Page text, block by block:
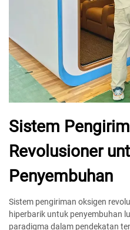
Sistem
Revolusioner
Penyembuhan
Sistem pengiriman oksigen
hiperbarik untuk penyembuhan
paradigma dalam pendekatan